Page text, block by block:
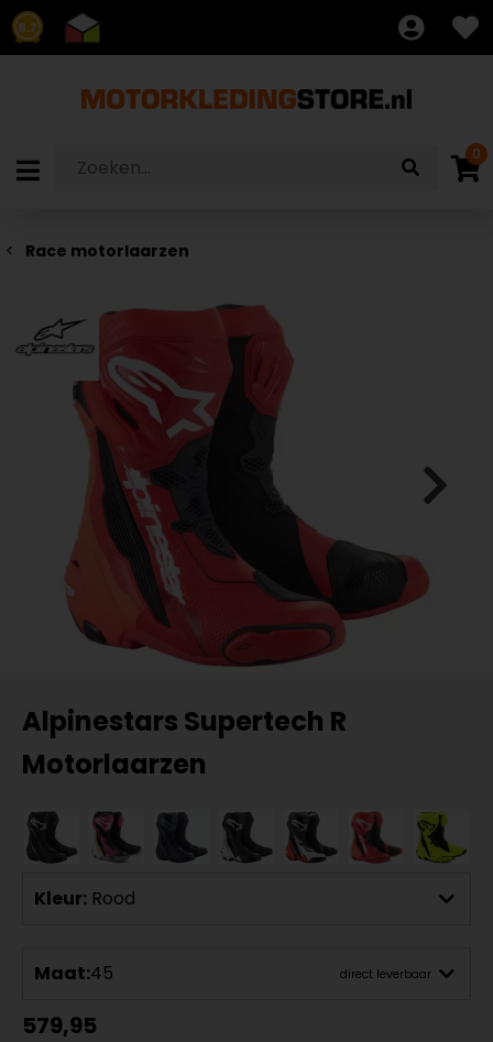
8.7
0
Race motorlaarzen
Alpinestars Supertech R
Motorlaarzen
Kleur: Rood
Maat:45 direct leverbaar
579,95